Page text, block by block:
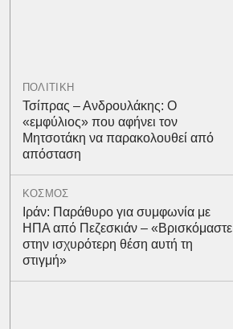
ΠΟΛΙΤΙΚΗ
Τσίπρας – Ανδρουλάκης: Ο
«εμφύλιος» που αφήνει τον
Μητσοτάκη να παρακολουθεί από
απόσταση
ΚΟΣΜΟΣ
Ιράν: Παράθυρο για συμφωνία με
ΗΠΑ από Πεζεσκιάν – «Βρισκόμαστε
στην ισχυρότερη θέση αυτή τη
στιγμή»